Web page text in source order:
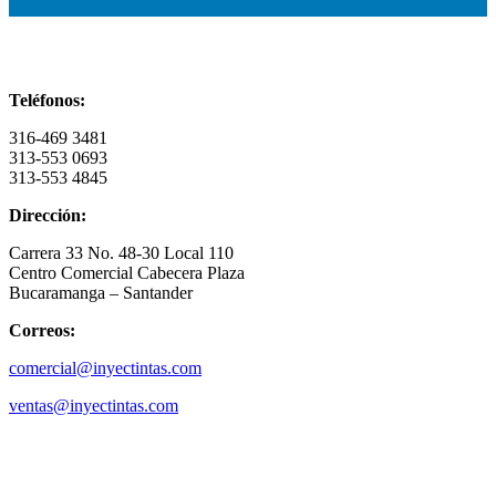
Teléfonos:
316-469 3481
313-553 0693
313-553 4845
Dirección:
Carrera 33 No. 48-30 Local 110
Centro Comercial Cabecera Plaza
Bucaramanga – Santander
Correos:
comercial@inyectintas.com
ventas@inyectintas.com